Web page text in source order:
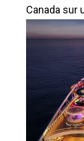
Canada sur